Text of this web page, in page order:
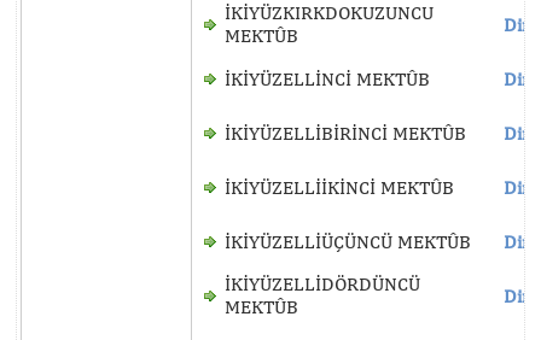
İKİYÜZKIRKDOKUZUNCU
MEKTÛB
İKİYÜZELLİNCİ MEKTÛB
İKİYÜZELLİBİRİNCİ MEKTÛB
İKİYÜZELLİİKİNCİ MEKTÛB
İKİYÜZELLİÜÇÜNCÜ MEKTÛB
İKİYÜZELLİDÖRDÜNCÜ
MEKTÛB